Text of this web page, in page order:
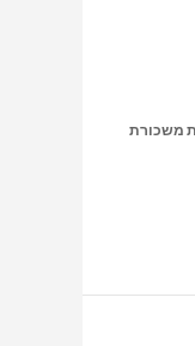
משכורת